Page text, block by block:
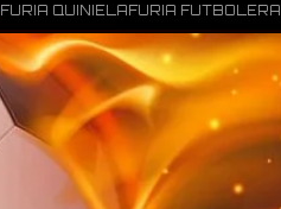
FURIA QUINIELAFURIA FUTBOLERA